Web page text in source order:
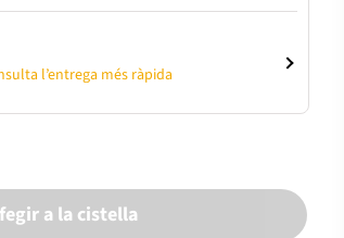
l’entrega més ràpida
a la cistella